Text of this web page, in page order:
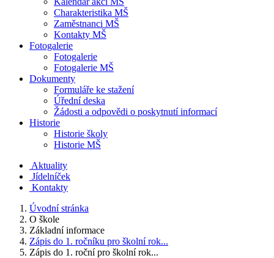
Charakteristika MŠ
Zaměstnanci MŠ
Kontakty MŠ
Fotogalerie
Fotogalerie
Fotogalerie MŠ
Dokumenty
Formuláře ke stažení
Úřední deska
Žádosti a odpovědi o poskytnutí informací
Historie
Historie školy
Historie MŠ
Aktuality
Jídelníček
Kontakty
Úvodní stránka
O škole
Základní informace
Zápis do 1. ročníku pro školní rok...
Zápis do 1. roční pro školní rok...